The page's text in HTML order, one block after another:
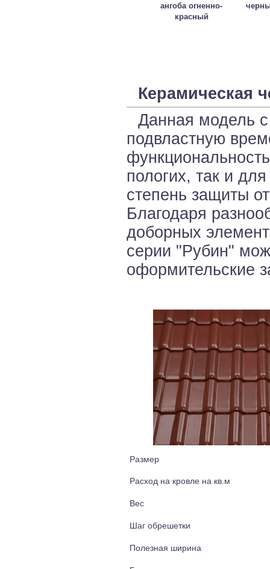
ангоба огненно-
красный
Керамическая
Данная модель
подвластную
пологих, так и
степень защиты
Благодаря
доборных
серии "Рубин"
оформительские
Размер
Расход на кровле на кв.м
Вес
Шаг обрешетки
Полезная ширина